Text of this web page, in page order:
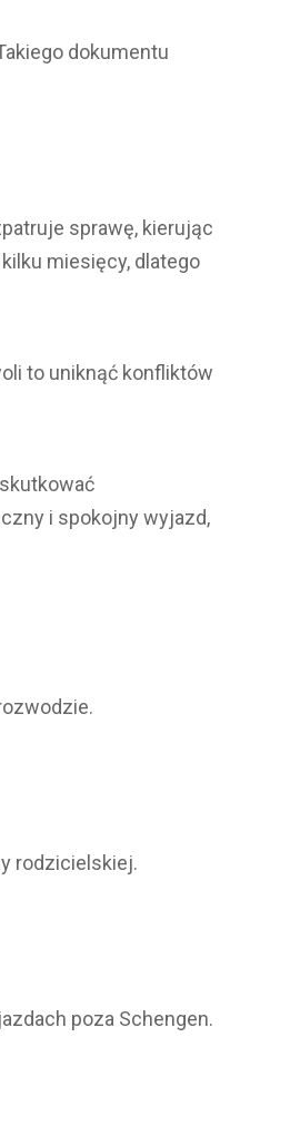
dokumentu
sprawę, kierując
miesięcy, dlatego
to uniknąć konfliktów
i spokojny wyjazd,
rodzicielskiej.
poza Schengen.